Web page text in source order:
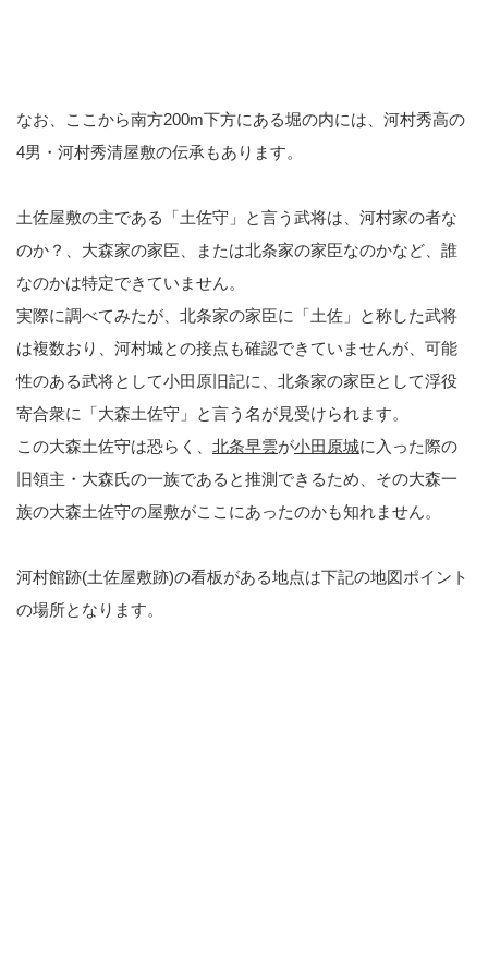
なお、ここから南方200m下方にある堀の内には、河村秀高の
4男・河村秀清屋敷の伝承もあります。
土佐屋敷の主である「土佐守」と言う武将は、河村家の者な
のか？、大森家の家臣、または北条家の家臣なのかなど、誰
なのかは特定できていません。
実際に調べてみたが、北条家の家臣に「土佐」と称した武将
は複数おり、河村城との接点も確認できていませんが、可能
性のある武将として小田原旧記に、北条家の家臣として浮役
寄合衆に「大森土佐守」と言う名が見受けられます。
この大森土佐守は恐らく、 北条早雲が小田原城に入った際の
旧領主・大森氏の一族であると推測できるため、その大森一
族の大森土佐守の屋敷がここにあったのかも知れません。
河村館跡(土佐屋敷跡)の看板がある地点は下記の地図ポイント
の場所となります。